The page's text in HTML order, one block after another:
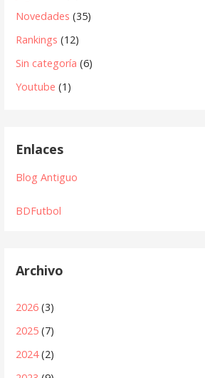
Novedades (35)
Rankings (12)
Sin categoría (6)
Youtube (1)
Enlaces
Blog Antiguo
BDFutbol
Archivo
2026 (3)
2025 (7)
2024(2)